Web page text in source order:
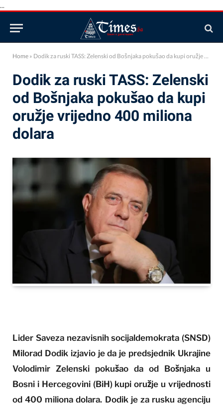
...
Home » Dodik za ruski TASS: Zelenski od Bošnjaka pokušao da kupi oružje vrijedno 400 miliona dolara
Dodik za ruski TASS: Zelenski
od Bošnjaka pokušao da kupi
oružje vrijedno 400 miliona
dolara
Lider Saveza nezavisnih socijaldemokrata (SNSD)
Milorad Dodik izjavio je da je predsjednik Ukrajine
Volodimir Zelenski pokušao da od Bošnjaka u
Bosni i Hercegovini (BiH) kupi oružje u vrijednosti
od 400 miliona dolara. Dodik je za rusku agenciju